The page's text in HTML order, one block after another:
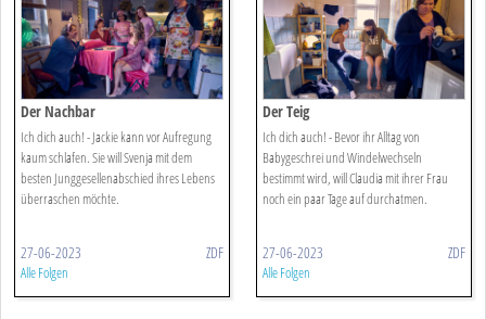
Der Nachbar
Ich dich auch! - Jackie kann vor Aufregung
kaum schlafen. Sie will Svenja mit dem
besten Junggesellenabschied ihres Lebens
überraschen möchte.
27-06-2023 ZDF
Alle Folgen
Der Teig
Ich dich auch! - Bevor ihr Alltag von
Babygeschrei und Windelwechseln
bestimmt wird, will Claudia mit ihrer Frau
noch ein paar Tage auf durchatmen.
27-06-2023 ZDF
Alle Folgen